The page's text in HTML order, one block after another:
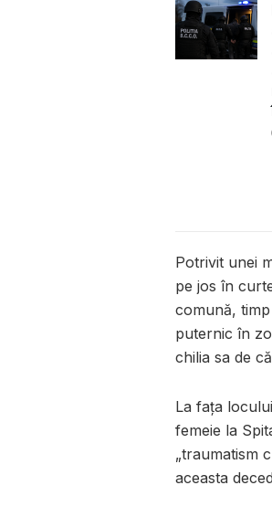
Potrivit unei
pe jos în
comună,
puternic în
chilia sa de
La fața
femeie la
„traumatism
aceasta